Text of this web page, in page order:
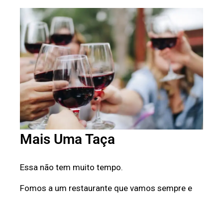
Mais Uma Taça
Essa não tem muito tempo.
Fomos a um restaurante que vamos sempre e